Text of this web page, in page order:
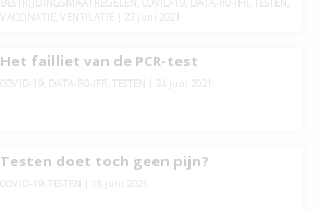
VACCINATIE
VENTILATIE 27 juni 2021
Het failliet van de PCR-test
COVID-19, DATA-R0-IFR TESTEN 24 juni 2021
Testen doet toch geen pijn?
COVID-19, TESTEN 18 juni 2021